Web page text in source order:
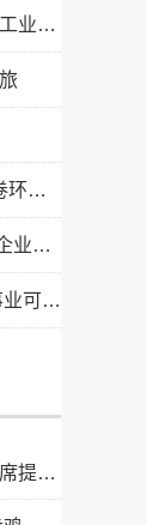
阿拉丁控股集团携手埃塞俄比亚开创中非工业农业合作新篇章
2026上海环博会盛大开幕:智能化浪潮席卷环保产业
精准对接促发展 深度交流谋共赢 2026年企业投融资交流活动第二期圆满举行
浙江观心公益走访咸阳小桔灯 共探公益事业可持续发展新路径
深学细悟四点重要讲话精神 以实干推动两岸融合发展
叙宗情 促交流 谋发展——上海朱氏宗亲会走进上海晨烨家具有限公司
破局时代焦虑:三合盛控股集团“全福优选”平台正式启航
以民族大義聚同心——習總書記會見鄭主席提出兩岸關系四點重要意見
京东与清远市达成战略合作 共建京东跑步鸡·清远鸡标准体系